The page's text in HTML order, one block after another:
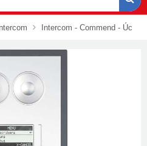
Intercom - Commend - Úc